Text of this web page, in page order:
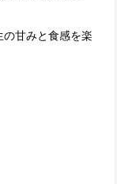
の甘みと食感を楽